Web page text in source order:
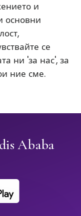
и
основни
се
ни 'за нас', за
ние сме.
Ababa